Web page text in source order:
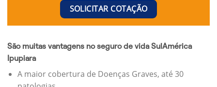
SOLICITAR COTAÇÃO
São muitas vantagens no seguro de vida SulAmérica
Ipupiara
A maior cobertura de Doenças Graves, até 30